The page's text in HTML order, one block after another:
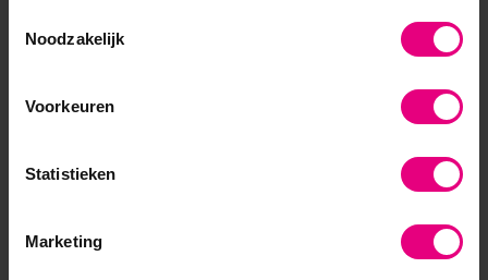
Noodzakelijk
Voorkeuren
Statistieken
Marketing
complexere vragen van leden en de kosten van de
dienstverlening verlagen. Voor veel organisaties
geldt: de omgeving verandert snel, vernieuw je niet
tijdig, dan zet je jezelf opeen achterstand die moeilijk